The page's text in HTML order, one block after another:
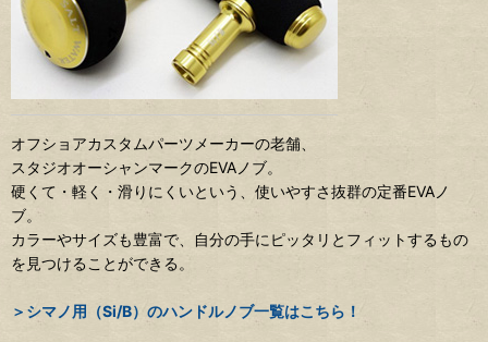
オフショアカスタムパーツメーカーの老舗、
スタジオオーシャンマークのEVAノブ。
硬くて・軽く・滑りにくいという、使いやすさ抜群の定番EVAノ
ブ。
カラーやサイズも豊富で、自分の手にピッタリとフィットするもの
を見つけることができる。
＞シマノ用（Si/B）のハンドルノブ一覧はこちら！